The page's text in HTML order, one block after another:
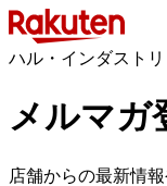
ハル・インダスト
メルマガ
店舗からの最新情